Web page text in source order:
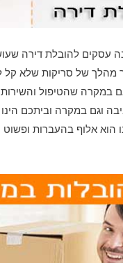
עסקים להובלת דירה
מהלך של סריקות שלא קל
במקרה שהטיפול
וגם במקרה וביתכם
אלוף בהעברות ופשוט